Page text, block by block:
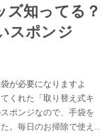
ズ知ってる？
スポンジ
が必要になりますよ
くれた「取り替え式キ
ポンジなので、手袋を
。毎日のお掃除で使え